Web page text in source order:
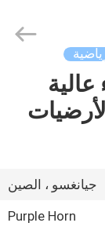
عالية
الأرضيات
جيانغسو ، الصين
Purple Horn